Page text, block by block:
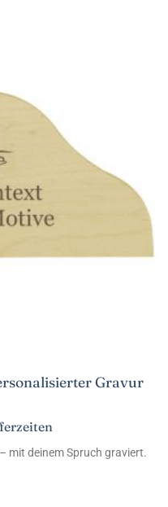
Gravur
mit deinem Spruch graviert.